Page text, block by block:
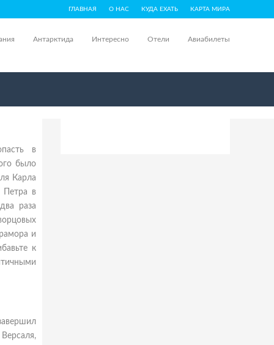
ГЛАВНАЯ О НАС КУДА ЕХАТЬ КАРТА МИРА
Антарктида Интересно Отели Авиабилеты
в
было
Карла
Петра в
раза
и
к